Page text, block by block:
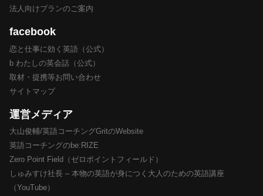
法人向けプランのご案内
facebook
恋と仕事に効く英語（公式）
b わたしの英会話（公式）
取材・提携等お問い合わせ
サイトマップ
運営メディア
大山俊輔/英語コーチングGritのWebsite
英語コーチングのbe:RIZE
Zero Point Field（ゼロポイントフィールド）
しゅみすけ社長 – 本物の英語が身につく大人のための英語講座
（YouTube）